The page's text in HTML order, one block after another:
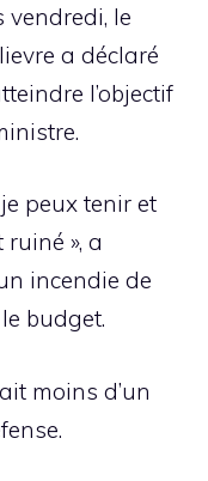
vendredi, le
a déclaré
l’objectif
peux tenir et
», a
incendie de
budget.
moins d’un